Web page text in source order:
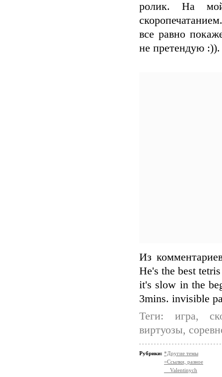
ролик. На
все равно
не претендую :)).
Из
He's the best
it's slow in the
3mins. invisible
Теги: игра,
виртуозы,
Рубрики: *Другие темы
=Ссылки, разное
__Valentinych